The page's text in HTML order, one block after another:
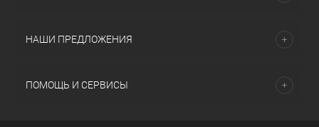
НАШИ ПРЕДЛОЖЕНИЯ
ПОМОЩЬ И СЕРВИСЫ